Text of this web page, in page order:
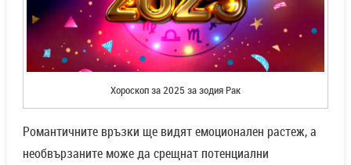
Хороскоп за 2025 за зодия Рак
Романтичните връзки ще видят емоционален растеж, а
необвързаните може да срещнат потенциални